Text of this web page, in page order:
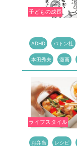
子どもの成長
ADHD バトン社
本田秀夫 漫画
ライフスタイル
お弁当 レシピ